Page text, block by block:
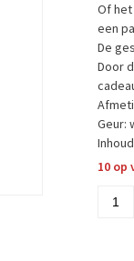
Of
een
De
Door
Geur:
10 op
100